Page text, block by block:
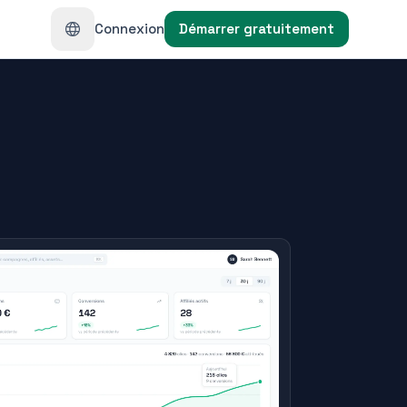
Connexion Démarrer gratuitement